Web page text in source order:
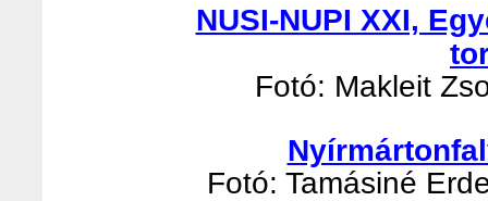
NUSI-NUPI XXI,
Fotó: Makleit
Fotó: Tamásiné